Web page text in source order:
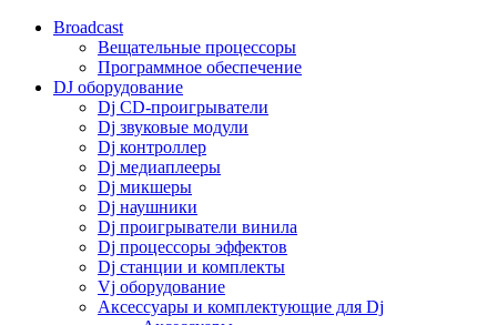
Broadcast
Вещательные процессоры
Программное обеспечение
DJ оборудование
Dj CD-проигрыватели
Dj звуковые модули
Dj контроллер
Dj медиаплееры
Dj микшеры
Dj наушники
Dj проигрыватели винила
Dj процессоры эффектов
Dj станции и комплекты
Vj оборудование
Аксессуары и комплектующие для Dj